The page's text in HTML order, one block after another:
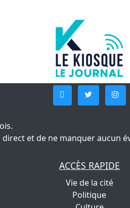
et de ne manquer aucun
ACCÈS RAPIDE
Vie de la cité
Politique